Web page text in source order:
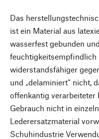
Das
ist ein Material aus
wasserfest gebunden
feuchtigkeitsempfindlich
widerstandsfähiger
und „delaminiert“ nicht,
offenkantig verarbeiteter
Gebrauch nicht in
Lederersatz­material
Schuhindustrie